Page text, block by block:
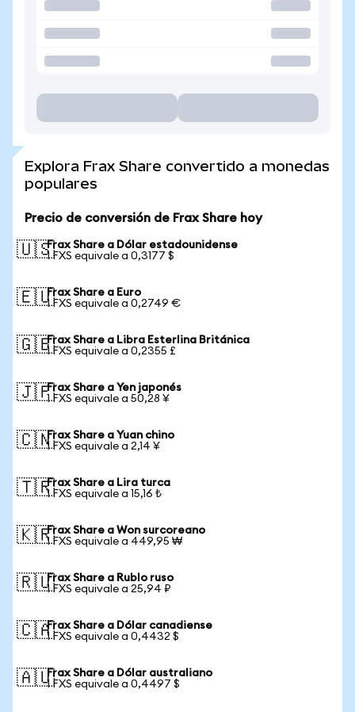
Explora Frax Share convertido a monedas
populares
Precio de conversión de Frax Share hoy
🇺🇸Frax Share a Dólar estadounidense
1 FXS equivale a 0,3177 $
🇪🇺Frax Share a Euro
1 FXS equivale a 0,2749 €
🇬🇧Frax Share a Libra Esterlina Británica
1 FXS equivale a 0,2355 £
🇯🇵Frax Share a Yen japonés
1 FXS equivale a 50,28 ¥
🇨🇳Frax Share a Yuan chino
1 FXS equivale a 2,14 ¥
🇹🇷Frax Share a Lira turca
1 FXS equivale a 15,16 ₺
🇰🇷Frax Share a Won surcoreano
1 FXS equivale a 449,95 ₩
🇷🇺Frax Share a Rublo ruso
1 FXS equivale a 25,94 ₽
🇨🇦Frax Share a Dólar canadiense
1 FXS equivale a 0,4432 $
🇦🇺Frax Share a Dólar australiano
1 FXS equivale a 0,4497 $